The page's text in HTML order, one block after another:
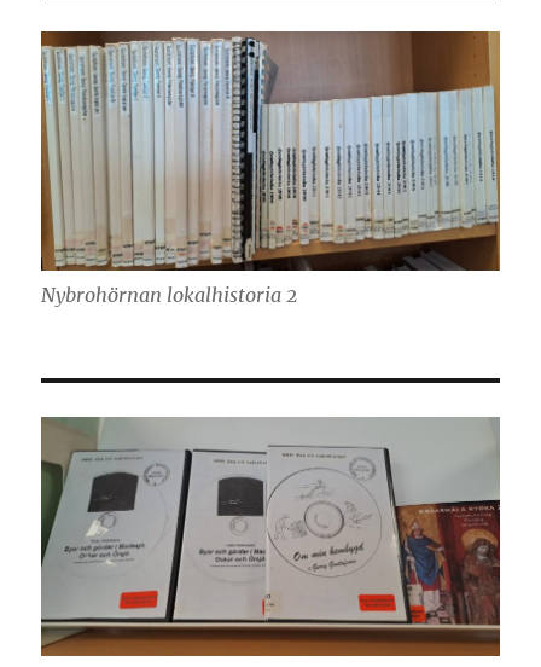
Nybrohörnan lokalhistoria 2